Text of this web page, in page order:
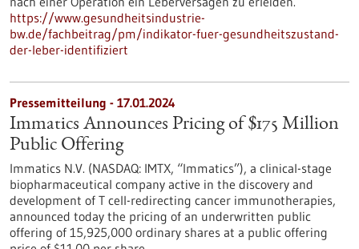
https://www.gesundheitsindustrie-
bw.de/fachbeitrag/pm/indikator-fuer-gesundheitszustand-
der-leber-identifiziert
Pressemitteilung - 17.01.2024
Immatics Announces Pricing of $175 Million
Public Offering
Immatics N.V. (NASDAQ: IMTX, “Immatics”), a clinical-stage
biopharmaceutical company active in the discovery and
development of T cell-redirecting cancer immunotherapies,
announced today the pricing of an underwritten public
offering of 15,925,000 ordinary shares at a public offering